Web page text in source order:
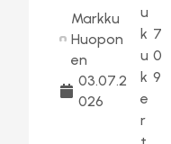
Markku
Huopon
en
03.07.2
026
u
k
u
k
e
r
7
0
9